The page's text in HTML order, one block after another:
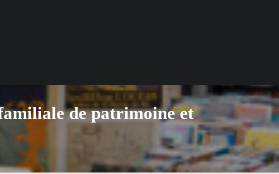
de patrimoine et